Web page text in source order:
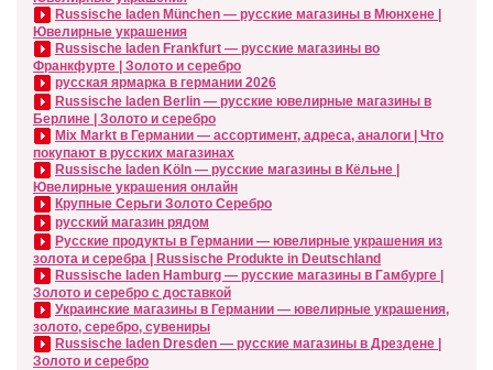
Russische laden München — русские магазины в Мюнхене |
Ювелирные украшения
Russische laden Frankfurt — русские магазины во
Франкфурте | Золото и серебро
русская ярмарка в германии 2026
Russische laden Berlin — русские ювелирные магазины в
Берлине | Золото и серебро
Mix Markt в Германии — ассортимент, адреса, аналоги | Что
покупают в русских магазинах
Russische laden Köln — русские магазины в Кёльне |
Ювелирные украшения онлайн
Крупные Серьги Золото Серебро
русский магазин рядом
Русские продукты в Германии — ювелирные украшения из
золота и серебра | Russische Produkte in Deutschland
Russische laden Hamburg — русские магазины в Гамбурге |
Золото и серебро с доставкой
Украинские магазины в Германии — ювелирные украшения,
золото, серебро, сувениры
Russische laden Dresden — русские магазины в Дрездене |
Золото и серебро